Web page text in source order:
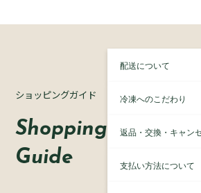
ショッピングガイド
Shopping
Guide
配送について
冷凍へのこだわり
返品・交換・キャン
支払い方法について